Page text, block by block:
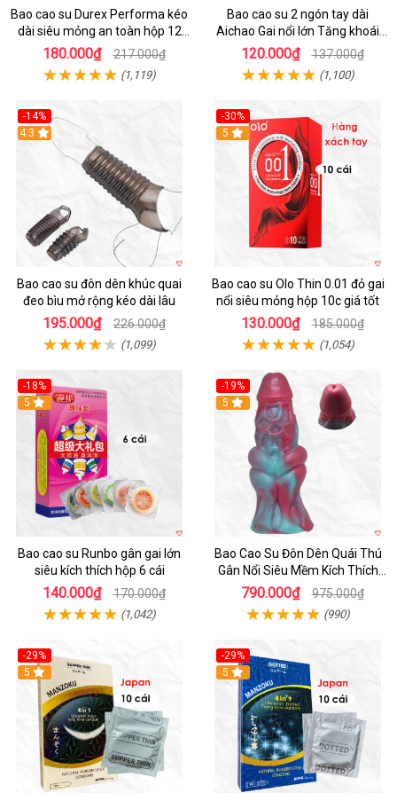
Bao cao su Durex Performa kéo
dài siêu mỏng an toàn hộp 12
cái
180.000₫ 217.000₫
(1,119)
Bao cao su 2 ngón tay dài
Aichao Gai nổi lớn Tăng khoái
cảm
120.000₫ 137.000₫
(1,100)
-14%
4.3
Bao cao su đôn dên khúc quai
đeo bìu mở rộng kéo dài lâu
195.000₫ 226.000₫
(1,099)
-30%
5
Bao cao su Olo Thin 0.01 đỏ gai
nổi siêu mỏng hộp 10c giá tốt
130.000₫ 185.000₫
(1,054)
-18%
Hot
5
Bao cao su Runbo gân gai lớn
siêu kích thích hộp 6 cái
140.000₫ 170.000₫
(1,042)
-19%
5
Bao Cao Su Đôn Dên Quái Thú
Gân Nổi Siêu Mềm Kích Thích
Tột Đỉnh
790.000₫ 975.000₫
(990)
-29%
5
-29%
5